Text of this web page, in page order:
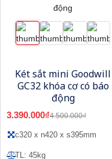
Két sắt mini Goodwill
GC32 khóa cơ có báo
động
3.390.000₫4.500.000₫
c320 x n420 x s395mm
TL: 45kg